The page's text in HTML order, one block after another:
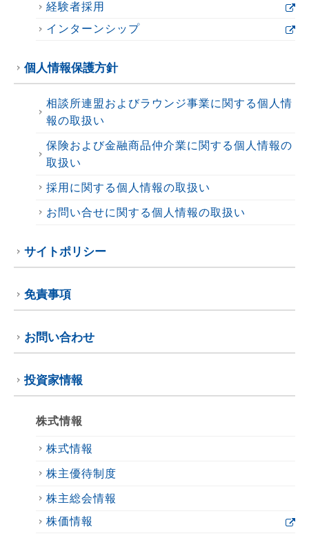
経験者採用
インターンシップ
個人情報保護方針
相談所連盟およびラウンジ事業に関する個人情
報の取扱い
保険および金融商品仲介業に関する個人情報の
取扱い
採用に関する個人情報の取扱い
お問い合せに関する個人情報の取扱い
サイトポリシー
免責事項
お問い合わせ
投資家情報
株式情報
株式情報
株主優待制度
株主総会情報
株価情報